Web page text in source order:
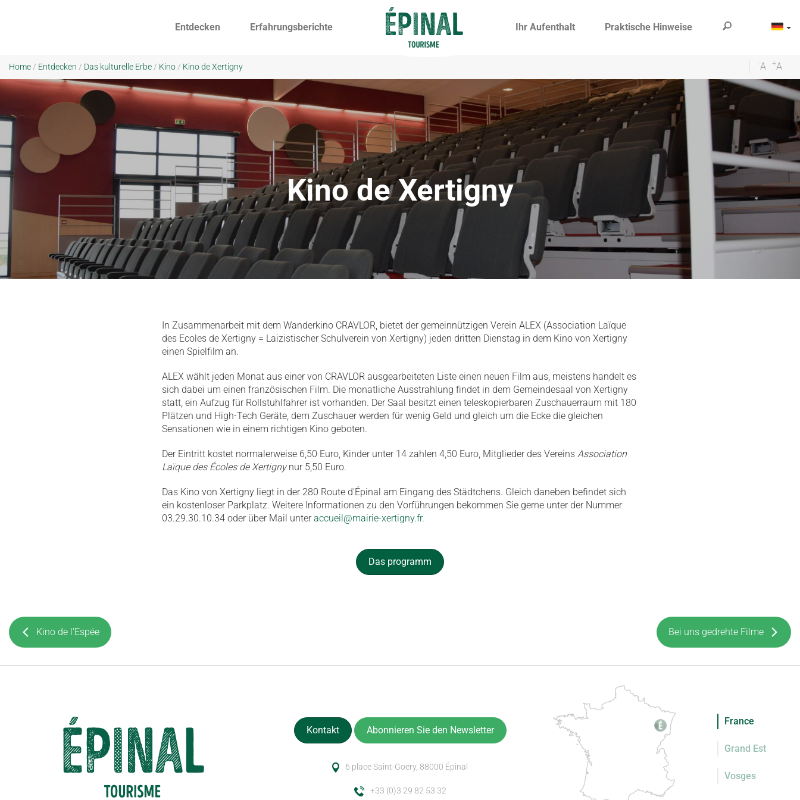
Entdecken Erfahrungsberichte Ihr Aufenthalt Praktische Hinweise
Home / Entdecken / Das kulturelle Erbe / Kino / Kino de Xertigny -A +A
Kino de Xertigny
In Zusammenarbeit mit dem Wanderkino CRAVLOR, bietet der gemeinnützigen Verein ALEX (Association Laïque
des Ecoles de Xertigny = Laizistischer Schulverein von Xertigny) jeden dritten Dienstag in dem Kino von Xertigny
einen Spielfilm an.
ALEX wählt jeden Monat aus einer von CRAVLOR ausgearbeiteten Liste einen neuen Film aus, meistens handelt es
sich dabei um einen französischen Film. Die monatliche Ausstrahlung findet in dem Gemeindesaal von Xertigny
statt, ein Aufzug für Rollstuhlfahrer ist vorhanden. Der Saal besitzt einen teleskopierbaren Zuschauerraum mit 180
Plätzen und High-Tech Geräte, dem Zuschauer werden für wenig Geld und gleich um die Ecke die gleichen
Sensationen wie in einem richtigen Kino geboten.
Der Eintritt kostet normalerweise 6,50 Euro, Kinder unter 14 zahlen 4,50 Euro, Mitglieder des Vereins Association
Laïque des Écoles de Xertignynur 5,50 Euro.
Das Kino von Xertigny liegt in der 280 Route d'Épinal am Eingang des Städtchens. Gleich daneben befindet sich
ein kostenloser Parkplatz. Weitere Informationen zu den Vorführungen bekommen Sie gerne unter der Nummer
03.29.30.10.34 oder über Mail unteraccueil@mairie-xertigny.fr.
Das programm
Kino de l'Espée Bei uns gedrehte Filme
Kontakt Abonnieren Sie den Newsletter
6 place Saint-Goëry, 88000 Épinal
+33 (0)3 29 82 53 32
France
Grand Est
Vosges